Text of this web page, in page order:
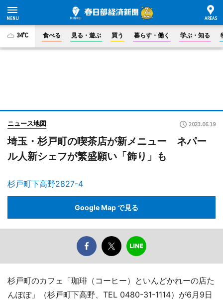
34°C 食べる 見る・遊ぶ 買う 暮らす・働く 学ぶ・知る
ニュース地図 2023.06.19
埼玉・杉戸町の喫茶店が新メニュー ネパー
ル人新シェフが繁盛願い「飾り」も
杉戸町下高野2827-4
Google Map で見る
杉戸町のカフェ「珈琲（コーヒー）といんどかれーの店た
んぽぽ」（杉戸町下高野、TEL 0480-31-1114）が6月9日